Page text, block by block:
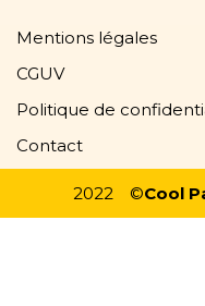
Mentions légales
CGUV
Politique de
Contact
2022 ©Cool